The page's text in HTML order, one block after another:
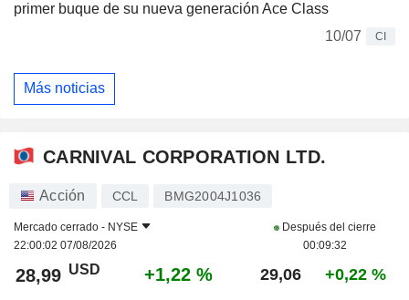
primer buque de su nueva generación Ace Class
10/07
CI
Más noticias
CARNIVAL CORPORATION LTD.
Acción CCL BMG2004J1036
Mercado cerrado - NYSE
22:00:02 07/08/2026
Después del cierre
00:09:32
28,99 USD +1,22 % 29,06 +0,22 %